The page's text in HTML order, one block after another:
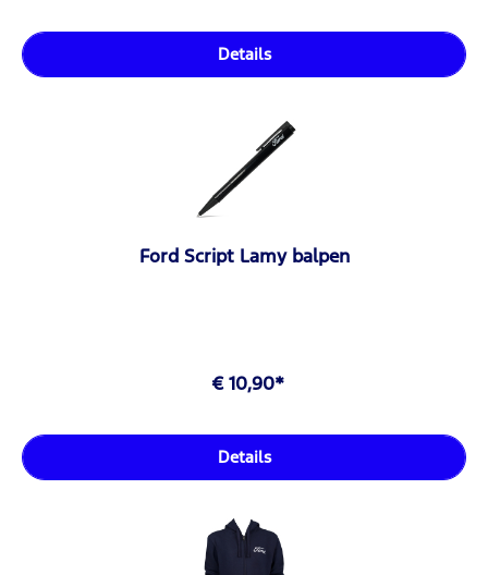
Details
Ford Script Lamy balpen
€ 10,90*
Details